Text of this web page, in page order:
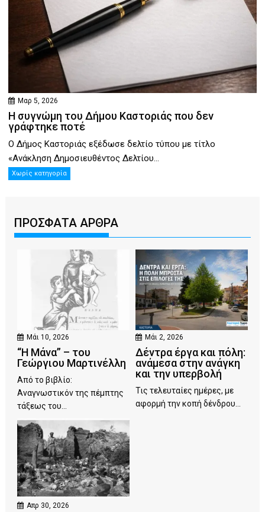
Μαρ 5, 2026
Η συγνώμη του Δήμου Καστοριάς που δεν
γράφτηκε ποτέ
Ο Δήμος Καστοριάς εξέδωσε δελτίο τύπου με τίτλο
«Ανάκληση Δημοσιευθέντος Δελτίου...
Χωρίς κατηγορία
ΠΡΟΣΦΑΤΑ ΑΡΘΡΑ
Μάι 10, 2026
“Η Μάνα” – του
Γεώργιου Μαρτινέλλη
Από το βιβλίο:
Αναγνωστικόν της πέμπτης
τάξεως του...
Μάι 2, 2026
Δέντρα έργα και πόλη:
ανάμεσα στην ανάγκη
και την υπερβολή
Τις τελευταίες ημέρες, με
αφορμή την κοπή δένδρου...
Απρ 30, 2026